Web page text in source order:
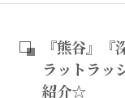
『熊谷』
ラットラッ
紹介☆